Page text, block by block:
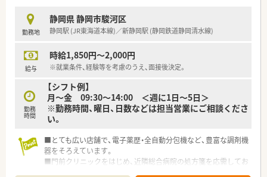
ャーなどの管理職へキャリアアップする道が開かれています。
■認定薬剤師取得のための費用補助や各種研修制度が充実して
おり、専門性を高めながら自己成長を実現できる環境です。
機会もあり、自らキャリアパスを描いていくことが可能です。
■30代で平均年収650万円、40代で平均700万円の実績があり、
管理薬剤師などの役職に就くことでさらなる収入アップが可能
です。
■賞与は年2回支給され、過去実績で3.6ヶ月分が出るなど、安定
■残業代は1分単位で支給されるほか、資格手当や家族手当など
の各種手当も充実しており、待遇面での満足度が高いです。
勤務地
静岡県 静岡市駿河区
静岡駅 (JR東海道本線)／新静岡駅 (静岡鉄道静岡清水線)
給与
時給1,850円～2,000円
※就業条件、経験等を考慮のうえ、面接後決定。
勤務
時間
【シフト例】
月～金 09:30～14:00 ＜週に1日～5日＞
※勤務時間、曜日、日数などは担当営業にご相談くださ
い。
■とても広い店舗で、電子薬歴・全自動分包機など、豊富な調剤機
器をそろえています。
■門前クリニックをはじめ、近隣総合病院の処方箋を応需してお